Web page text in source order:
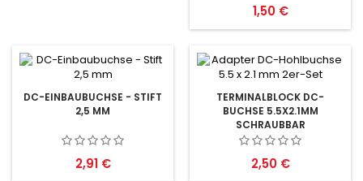
Preis
1,50 €
DC-EINBAUBUCHSE - STIFT
2,5 MM
Preis
2,91 €
TERMINALBLOCK DC-
BUCHSE 5.5X2.1MM
SCHRAUBBAR
Preis
2,50 €